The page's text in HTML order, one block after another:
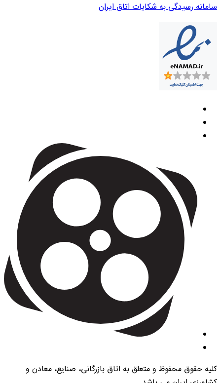
سامانه رسیدگی به شکایات اتاق ایران
کلیه حقوق محفوظ و متعلق به اتاق بازرگانی، صنایع، معادن و